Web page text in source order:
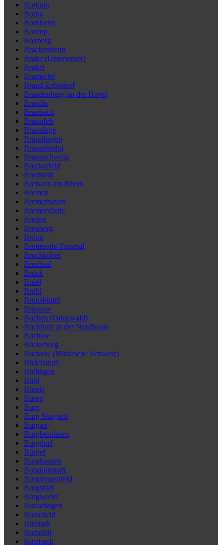
Borkum
Borna
Bornheim
Bottrop
Boxberg
Brackenheim
Brake (Unterweser)
Brakel
Bramsche
Brand-Erbisdorf
Brandenburg an der Havel
Brandis
Braubach
Braunfels
Braunlage
Bräunlingen
Braunsbedra
Braunschweig
Breckerfeld
Bredstedt
Breisach am Rhein
Bremen
Bremerhaven
Bremervörde
Bretten
Breuberg
Brilon
Brotterode-Trusetal
Bruchköbel
Bruchsal
Brück
Brüel
Brühl
Brunsbüttel
Brüssow
Buchen (Odenwald)
Buchholz in der Nordheide
Buchloe
Bückeburg
Buckow (Märkische Schweiz)
Büdelsdorf
Büdingen
Bühl
Bünde
Büren
Burg
Burg Stargard
Burgau
Burgbernheim
Burgdorf
Bürgel
Burghausen
Burgkunstadt
Burglengenfeld
Burgstädt
Burgwedel
Burladingen
Burscheid
Bürstadt
Buttstädt
Butzbach